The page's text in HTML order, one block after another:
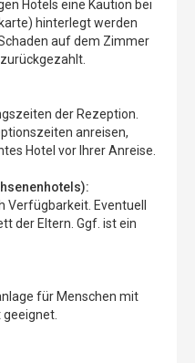
Hotels eine Kaution bei
hinterlegt werden
auf dem Zimmer
der Rezeption.
anreisen,
Hotel vor Ihrer Anreise.
Eventuell
der Eltern. Ggf. ist ein
für Menschen mit